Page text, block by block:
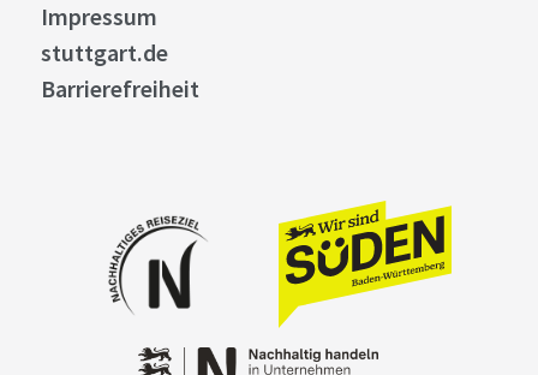
Impressum
stuttgart.de
Barrierefreiheit